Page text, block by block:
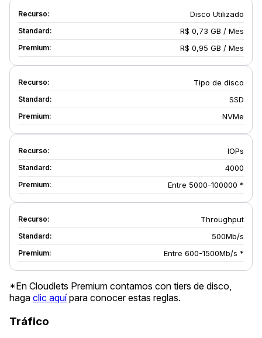
Disco Utilizado
R$ 0,73 GB / Mes
R$ 0,95 GB / Mes
Tipo de disco
SSD
NVMe
IOPs
4000
Entre 5000-100000 *
Throughput
500Mb/s
Entre 600-1500Mb/s *
*En Cloudlets Premium contamos con tiers de disco,
haga clic aquípara conocer estas reglas.
Tráfico